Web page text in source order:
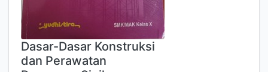
Dasar-Dasar Konstruksi
dan Perawatan